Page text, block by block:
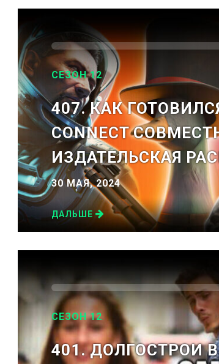
СЕЗОН 12
407. КАК
CONNECT
ИЗДАТЕЛЬСКАЯ
30 МАЯ, 2024
ДАЛЬШЕ
СЕЗОН 12
401. ДОЛГОСТРОИ